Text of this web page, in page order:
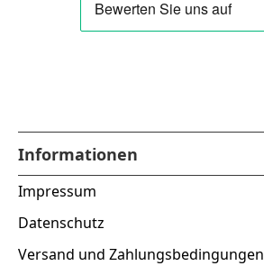
Informationen
Impressum
Datenschutz
Versand und Zahlungsbedingungen